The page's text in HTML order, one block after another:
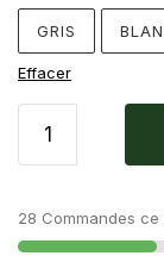
GRIS
Effacer
28 Commandes ce